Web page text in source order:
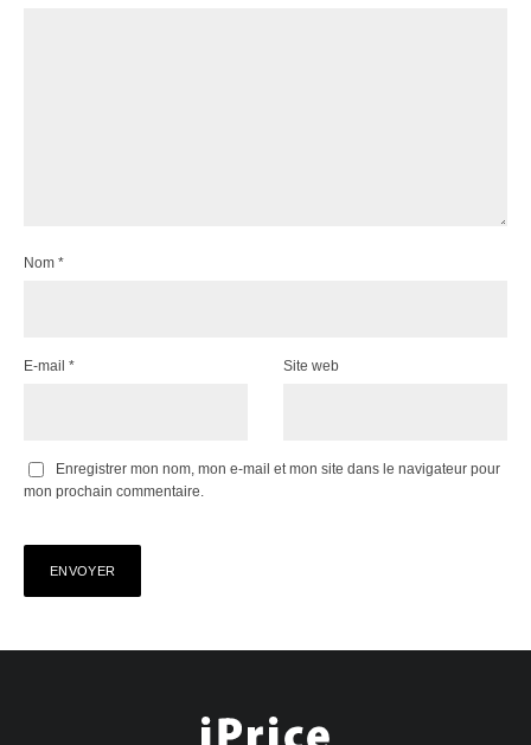
Nom *
E-mail * Site web
Enregistrer mon nom, mon e-mail et mon site dans le navigateur pour
mon prochain commentaire.